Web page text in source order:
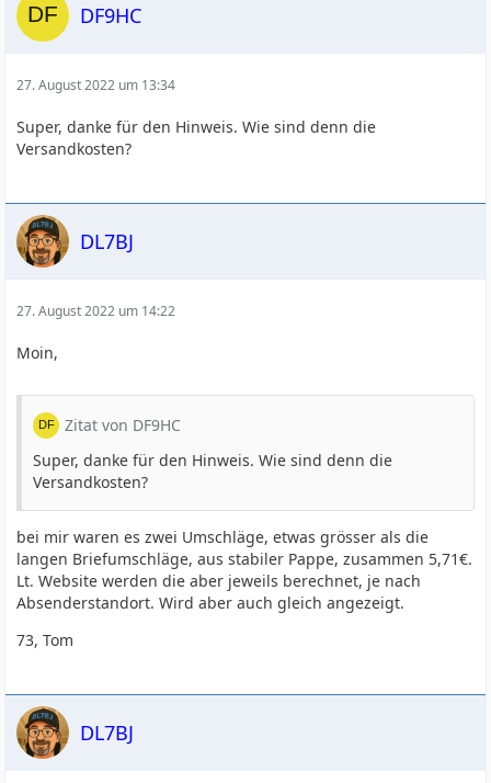
DF9HC
27. August 2022 um 13:34
Super, danke für den Hinweis. Wie sind denn die
Versandkosten?
DL7BJ
27. August 2022 um 14:22
Moin,
Zitat von DF9HC
Super, danke für den Hinweis. Wie sind denn die
Versandkosten?
bei mir waren es zwei Umschläge, etwas grösser als die
langen Briefumschläge, aus stabiler Pappe, zusammen 5,71€.
Lt. Website werden die aber jeweils berechnet, je nach
Absenderstandort. Wird aber auch gleich angezeigt.
73, Tom
DL7BJ